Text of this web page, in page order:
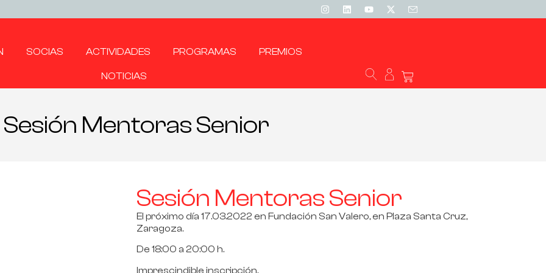
SOCIAS ACTIVIDADES PROGRAMAS PREMIOS
NOTICIAS
Sesión Mentoras Senior
Sesión Mentoras Senior
El próximo día 17.03.2022 en Fundación San Valero, en Plaza Santa Cruz,
Zaragoza.
De 18:00 a 20:00 h.
Imprescindible inscripción.